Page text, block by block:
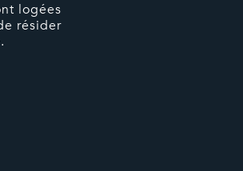
logées
résider